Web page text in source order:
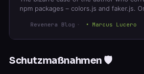
npm packages – colors.js and faker.js.
packages colors.js and faker.js…
Revenera Blog Marcus Lucero
Schutzmaßnahmen 🛡️